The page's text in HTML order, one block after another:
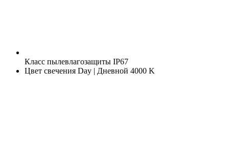
Класс пылевлагозащиты IP67
Цвет свечения Day | Дневной 4000 K